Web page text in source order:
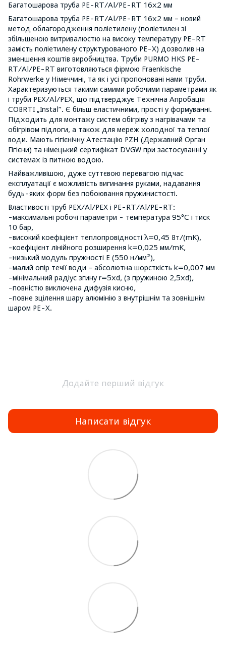
Багатошарова труба PE-RT/Al/PE-RT 16x2 мм
Багатошарова труба PE-RT/Al/PE-RT 16x2 мм – новий
метод облагородження поліетилену (поліетилен зі
збільшеною витривалюстю на високу температуру PE-RT
замість поліетилену структурованого PE-X) дозволив на
зменшення коштів виробництва. Труби PURMO HKS PE-
RT/Al/PE-RT виготовляються фірмою Fraenkische
Rohrwerke у Німеччині, та як і усі пропоновані нами труби.
Характеризуються такими самими робочими параметрами як
і труби PEX/Al/PEX, що підтверджує Технічна Апробація
COBRTI „Instal”. Є більш еластичними, прості у формуванні.
Підходить для монтажу систем обігріву з нагрівачами та
обігрівом підлоги, а також для мереж холодної та теплої
води. Мають гігієнічну Атестацію PZH (Державний Орган
Гігієни) та німецький сертифікат DVGW при застосуванні у
системах із питною водою.
Найважливішою, дуже суттєвою перевагою підчас
експлуатації є можливість вигинання руками, надавання
будь-яких форм без побоювання пружинистості.
Властивості труб PEX/Al/PEX i PE-RT/Al/PE-RT:
-максимальні робочі параметри - температура 95°C і тиск
10 бар,
-високий коефіцієнт теплопровідності λ=0,45 Вт/(mK),
-коефіцієнт лінійного розширення k=0,025 мм/mK,
-низький модуль пружності E (550 н/мм²),
-малий опір течії води – абсолютна шорсткість k=0,007 мм
-мінімальний радіус згину r=5xd, (з пружиною 2,5xd),
-повністю виключена дифузія кисню,
-повне зцілення шару алюмінію з внутрішнім та зовнішнім
шаром PE-X.
Додайте перший відгук
Написати відгук